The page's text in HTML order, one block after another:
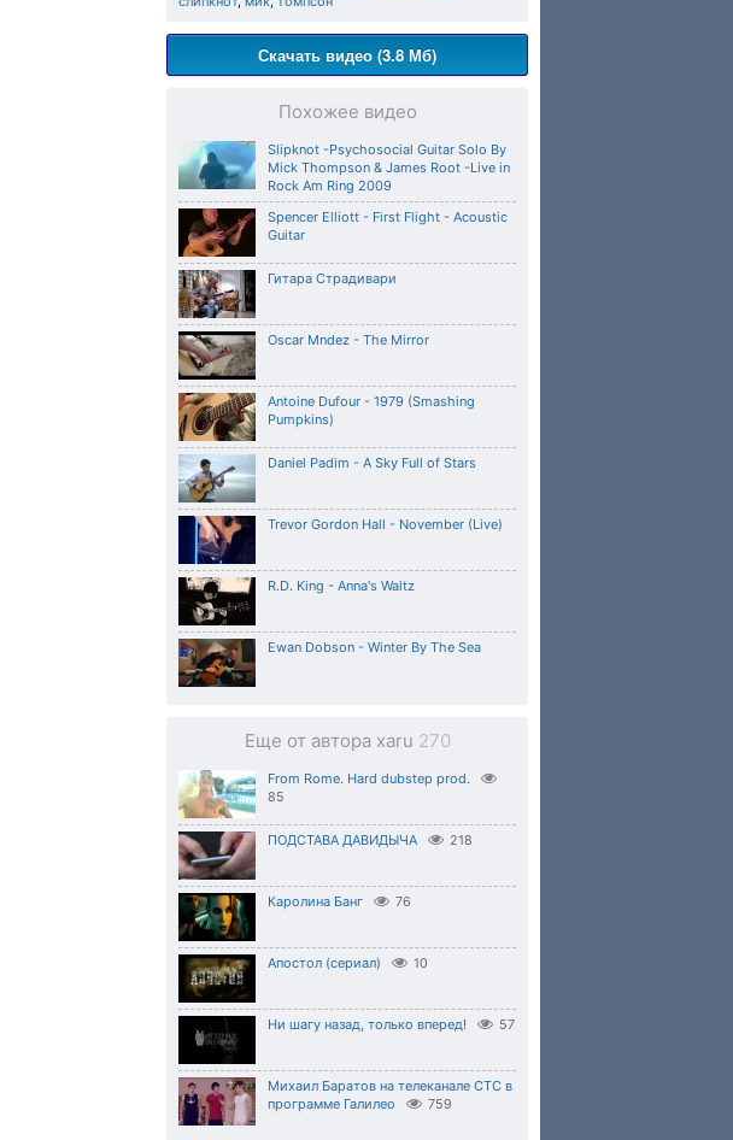
Скачать видео (3.8 Мб)
Похожее видео
Slipknot -Psychosocial Guitar Solo By
Mick Thompson & James Root -Live in
Rock Am Ring 2009
Spencer Elliott - First Flight - Acoustic
Guitar
Гитара Страдивари
Oscar Mndez - The Mirror
Antoine Dufour - 1979 (Smashing
Pumpkins)
Daniel Padim - A Sky Full of Stars
Trevor Gordon Hall - November (Live)
R.D. King - Anna's Waltz
Ewan Dobson - Winter By The Sea
Еще от автора xaru 270
From Rome. Hard dubstep prod.
85
ПОДСТАВА ДАВИДЫЧА 218
Каролина Банг 76
Апостол (сериал) 10
Ни шагу назад, только вперед! 57
Михаил Баратов на телеканале СТС в
программе Галилео
759